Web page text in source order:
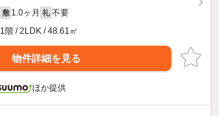
敷 1.0ヶ月 礼 不要
1階 / 2LDK / 48.61㎡
物件詳細を見る
ほか提供